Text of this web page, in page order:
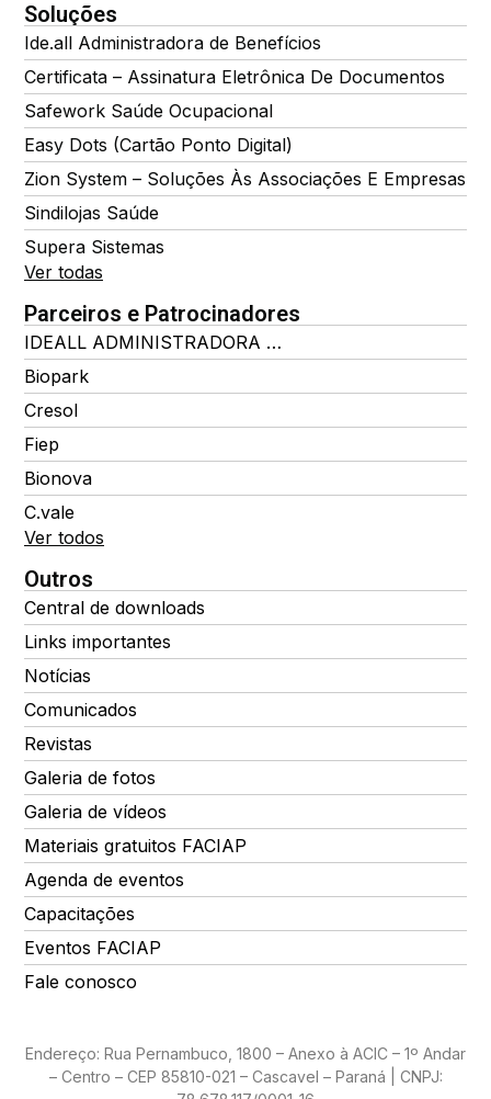
Soluções
Ide.all Administradora de Benefícios
Certificata – Assinatura Eletrônica De Documentos
Safework Saúde Ocupacional
Easy Dots (Cartão Ponto Digital)
Zion System – Soluções Às Associações E Empresas
Sindilojas Saúde
Supera Sistemas
Ver todas
Parceiros e Patrocinadores
IDEALL ADMINISTRADORA DE BENEFÍCIOS
Biopark
Cresol
Fiep
Bionova
C.vale
Ver todos
Outros
Central de downloads
Links importantes
Notícias
Comunicados
Revistas
Galeria de fotos
Galeria de vídeos
Materiais gratuitos FACIAP
Agenda de eventos
Capacitações
Eventos FACIAP
Fale conosco
Endereço: Rua Pernambuco, 1800 – Anexo à ACIC – 1º Andar
– Centro – CEP 85810-021 – Cascavel – Paraná | CNPJ: